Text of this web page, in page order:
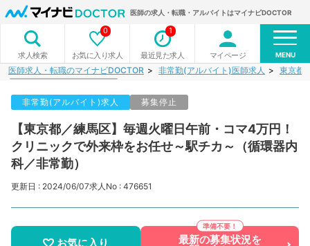
医師の求人・転職・アルバイトはマイナビDOCTOR
求人検索 お気に入り求人
0
最近見た求人
1
マイページ MENU
医師求人・転職のマイナビDOCTOR 非常勤(アルバイト)医師求人 東京都
非常勤(アルバイト)求人 募集停止
【東京都／練馬区】毎週火曜日午前・コマ4万円！
クリニックで外来枠をお任せ～駅チカ～（循環器内
科／非常勤）
更新日 : 2024/06/07求人No : 476651
お気に入り 最新の募集状況を